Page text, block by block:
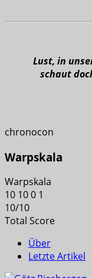
Lust, in
schaut
chronocon
Warpskala
Warpskala
10 100 1
10/10
Total Score
Über
Letzte Artikel